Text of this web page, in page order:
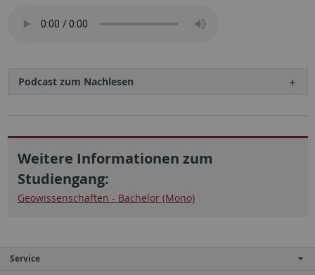
Podcast zum Nachlesen
Weitere Informationen zum
Studiengang:
Geowissenschaften - Bachelor (Mono)
Service